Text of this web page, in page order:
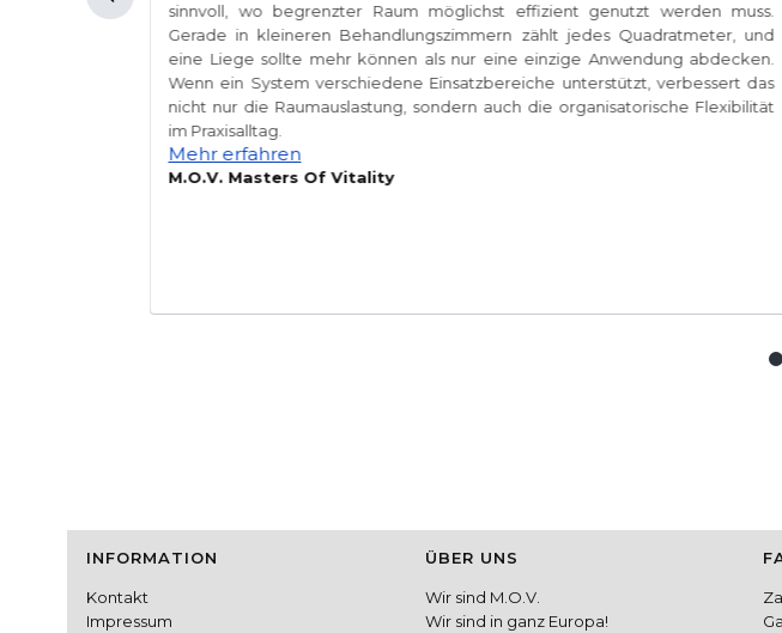
sinnvoll, wo begrenzter Raum möglichst effizient genutzt werden muss.
Gerade in kleineren Behandlungszimmern zählt jedes Quadratmeter, und
eine Liege sollte mehr können als nur eine einzige Anwendung abdecken.
Wenn ein System verschiedene Einsatzbereiche unterstützt, verbessert das
nicht nur die Raumauslastung, sondern auch die organisatorische Flexibilität
im Praxisalltag.
Mehr erfahren
M.O.V. Masters Of Vitality
Fußzeilenmenü
INFORMATION
Kontakt
Impressum
ÜBER UNS
Wir sind M.O.V.
Wir sind in ganz Europa!